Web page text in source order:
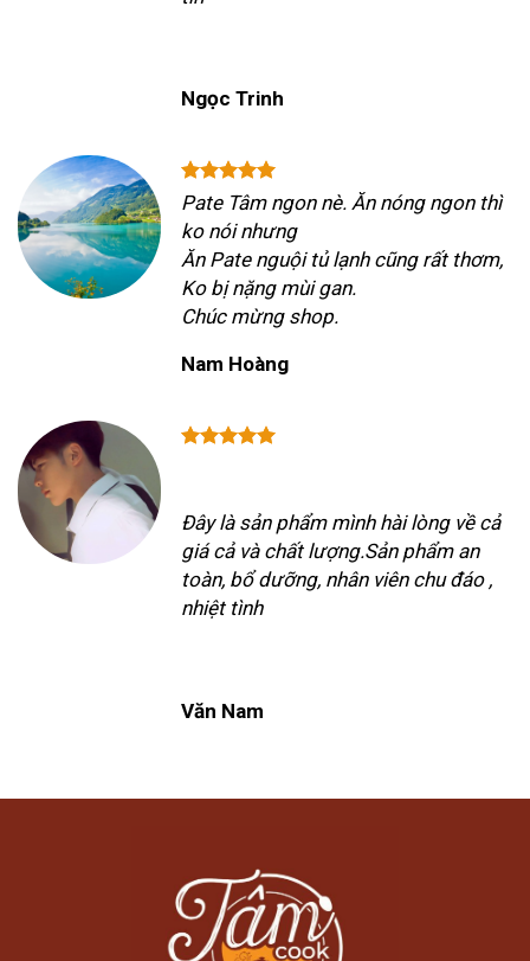
Ngọc Trinh
Pate Tâm ngon nè. Ăn nóng ngon thì
ko nói nhưng
Ăn Pate nguội tủ lạnh cũng rất thơm,
Ko bị nặng mùi gan.
Chúc mừng shop.
Nam Hoàng
Đây là sản phẩm mình hài lòng về cả
giá cả và chất lượng.Sản phẩm an
toàn, bổ dưỡng, nhân viên chu đáo ,
nhiệt tình
Văn Nam